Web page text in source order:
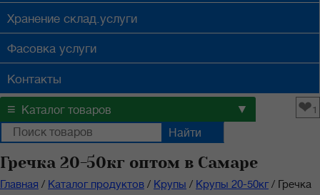
Хранение склад.услуги
Фасовка услуги
Контакты
≡ Каталог товаров ▼ ❤1
Гречка 20-50кг оптом в Самаре
Главная / Каталог продуктов / Крупы / Крупы 20-50кг/ Гречка